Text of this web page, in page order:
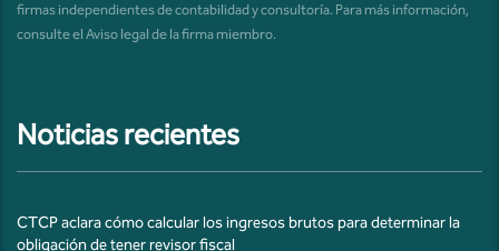
firmas independientes de contabilidad y consultoría. Para más información,
consulte el Aviso legal de la firma miembro.
Noticias recientes
CTCP aclara cómo calcular los ingresos brutos para determinar la
obligación de tener revisor fiscal